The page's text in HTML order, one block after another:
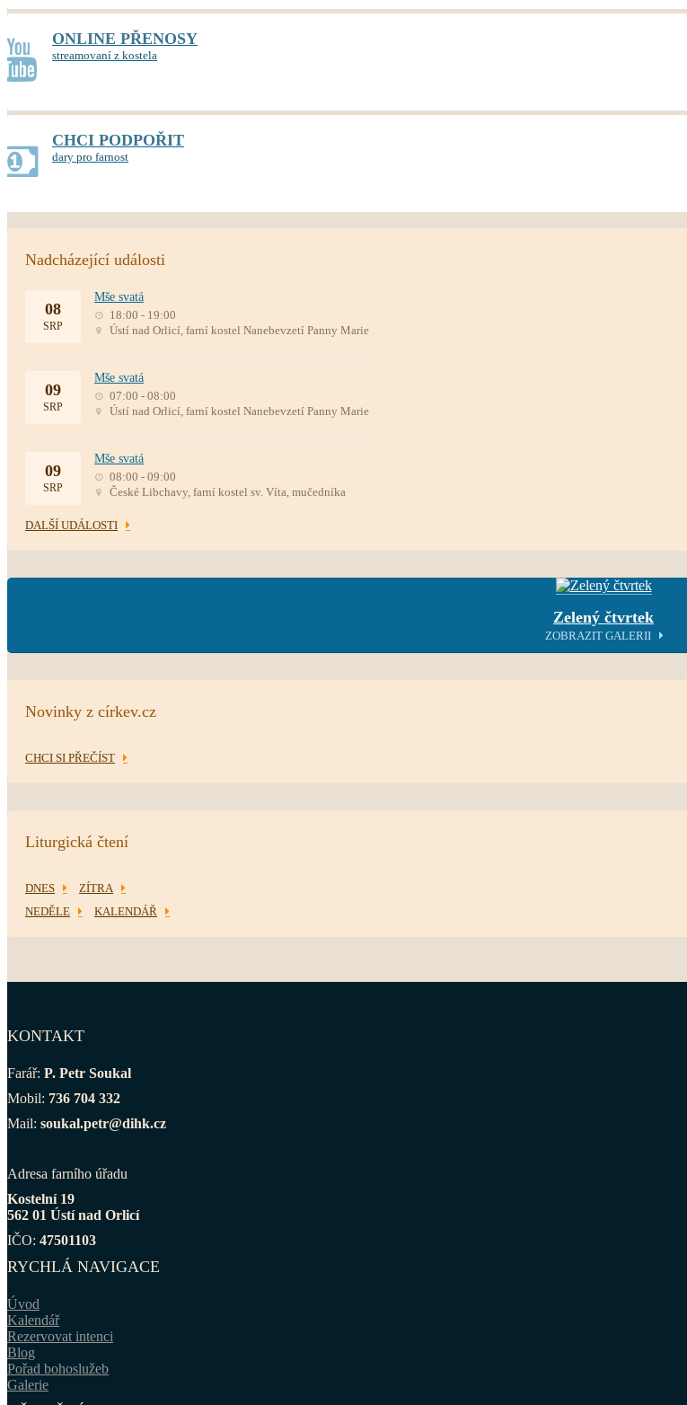
ONLINE PŘENOSY
streamovaní z kostela
CHCI PODPOŘIT
dary pro farnost
Nadcházející události
08
SRP
Mše svatá
18:00 - 19:00
Ústí nad Orlicí, farní kostel Nanebevzetí Panny Marie
09
SRP
Mše svatá
07:00 - 08:00
Ústí nad Orlicí, farní kostel Nanebevzetí Panny Marie
09
SRP
Mše svatá
08:00 - 09:00
České Libchavy, farní kostel sv. Víta, mučedníka
DALŠÍ UDÁLOSTI
Zelený čtvrtek
ZOBRAZIT GALERII
Novinky z církev.cz
CHCI SI PŘEČÍST
Liturgická čtení
DNES
ZÍTRA
NEDĚLE
KALENDÁŘ
KONTAKT
Farář: P. Petr Soukal
Mobil: 736 704 332
Mail: soukal.petr@dihk.cz
Adresa farního úřadu
Kostelní 19
562 01 Ústí nad Orlicí
IČO: 47501103
RYCHLÁ NAVIGACE
Úvod
Kalendář
Rezervovat intenci
Blog
Pořad bohoslužeb
Galerie